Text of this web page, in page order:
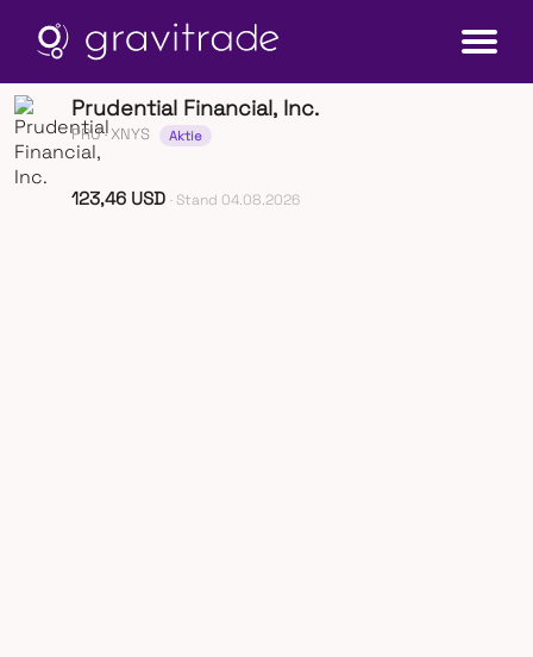
Prudential Financial, Inc.
PRU· XNYS Aktie
123,46 USD · Stand 04.08.2026